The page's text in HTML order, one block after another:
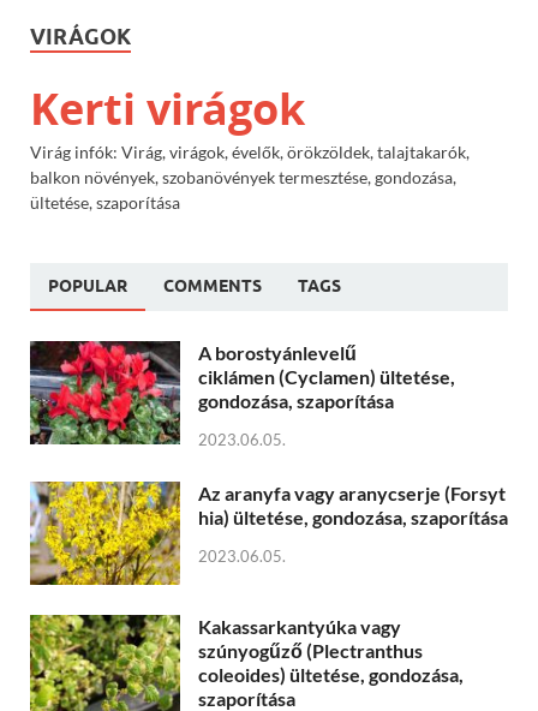
VIRÁGOK
Kerti virágok
Virág infók: Virág, virágok, évelők, örökzöldek, talajtakarók,
balkon növények, szobanövények termesztése, gondozása,
ültetése, szaporítása
POPULAR COMMENTS TAGS
A borostyánlevelű
ciklámen (Cyclamen) ültetése,
gondozása, szaporítása
2023.06.05.
Az aranyfa vagy aranycserje (Forsyt
hia) ültetése, gondozása, szaporítása
2023.06.05.
Kakassarkantyúka vagy
szúnyogűző (Plectranthus
coleoides) ültetése, gondozása,
szaporítása